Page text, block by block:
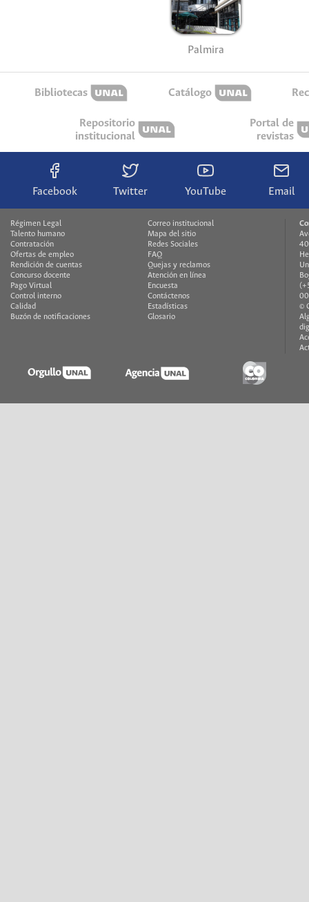
Palmira
Bibliotecas Catálogo
Repositorio
institucional
Portal de
revistas
Facebook Twitter YouTube Email
Régimen Legal
Talento humano
Contratación
Ofertas de empleo
Rendición de cuentas
Concurso docente
Pago Virtual
Control interno
Calidad
Buzón de notificaciones
Correo institucional
Mapa del sitio
Redes Sociales
FAQ
Quejas y reclamos
Atención en línea
Encuesta
Contáctenos
Estadísticas
Glosario
©